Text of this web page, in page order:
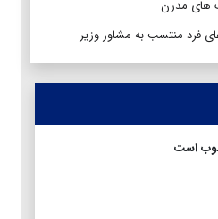
های مدرن
فرد منتسب به مشاور وزیر
است